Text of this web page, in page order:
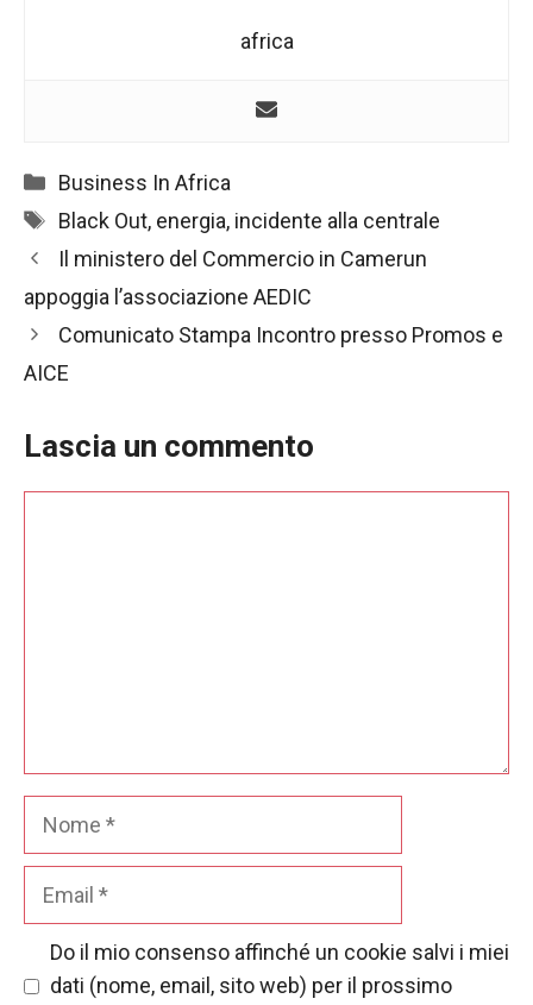
africa
Categorie
Business In Africa
Tag
Black Out, energia, incidente alla centrale
Navigazione
articolo
Il ministero del Commercio in Camerun
appoggia l’associazione AEDIC
Comunicato Stampa Incontro presso Promos e
AICE
Lascia un commento
Do il mio consenso affinché un cookie salvi i miei
dati (nome, email, sito web) per il prossimo